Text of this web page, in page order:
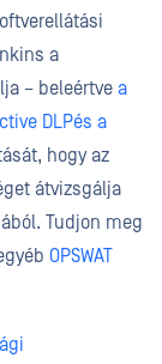
a
– beleértve a
DLPés a
hogy az
átvizsgálja
Tudjon meg
OPSWAT